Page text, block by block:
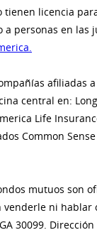
licencia
personas en
afiliadas
central en:
Life
Common
mutuos son
ni
30099.